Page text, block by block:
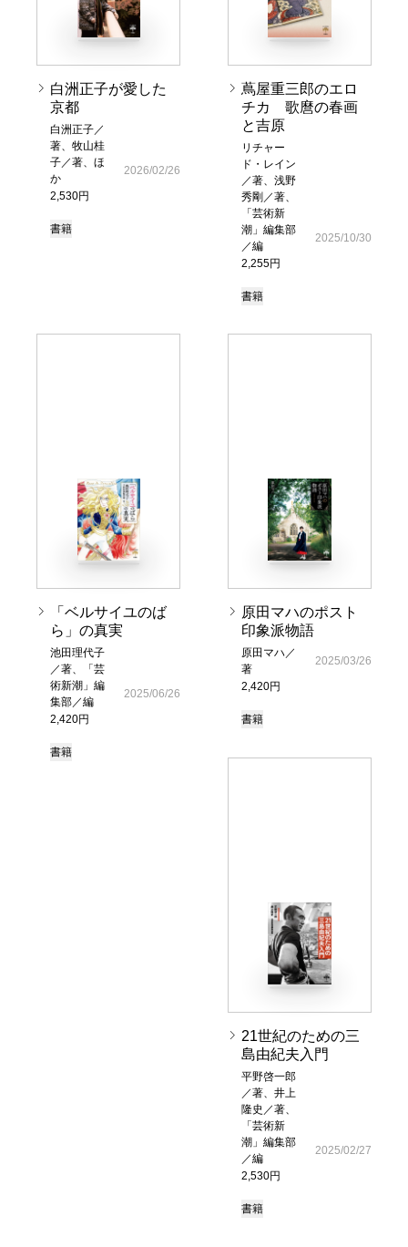
白洲正子が愛した
京都
白洲正子／
著、牧山桂
子／著、ほ
か
2,530円
2026/02/26
書籍
蔦屋重三郎のエロ
チカ 歌麿の春画
と吉原
リチャー
ド・レイン
／著、浅野
秀剛／著、
「芸術新
潮」編集部
／編
2,255円
2025/10/30
書籍
「ベルサイユのば
ら」の真実
池田理代子
／著、「芸
術新潮」編
集部／編
2,420円
2025/06/26
書籍
原田マハのポスト
印象派物語
原田マハ／
著
2,420円
2025/03/26
書籍
21世紀のための三
島由紀夫入門
平野啓一郎
／著、井上
隆史／著、
「芸術新
潮」編集部
／編
2,530円
2025/02/27
書籍